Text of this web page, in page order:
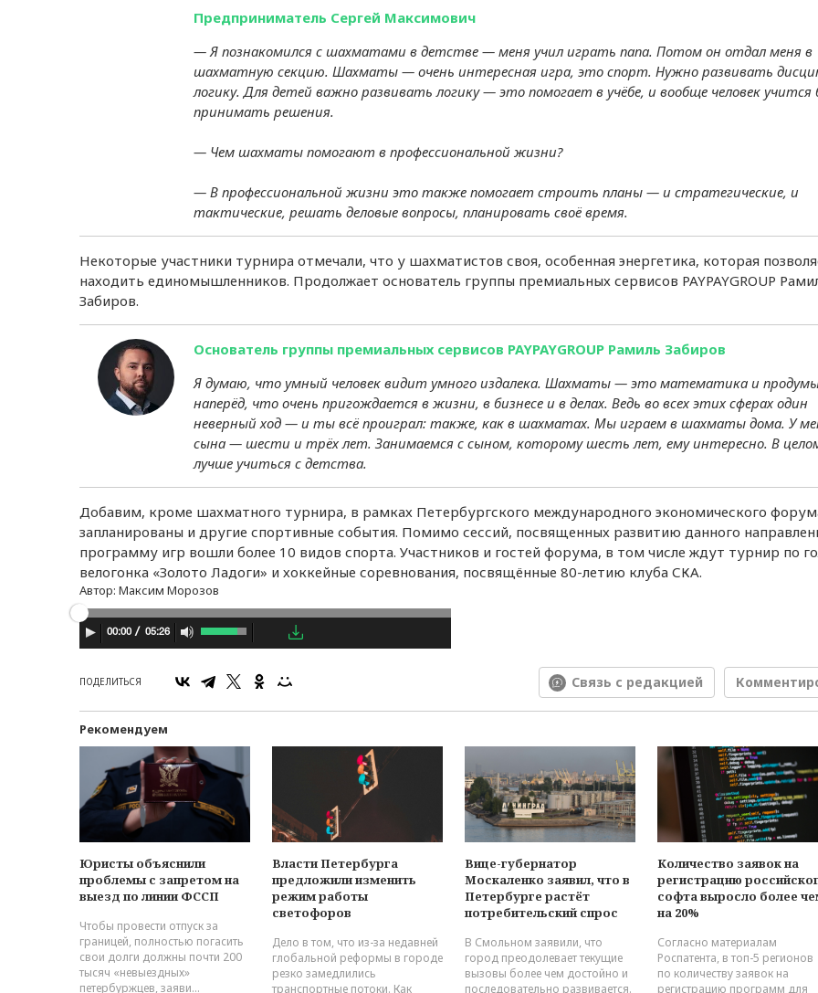
Предприниматель Сергей Максимович
— Я познакомился с шахматами в детстве — меня учил играть папа. Потом он отдал меня в
шахматную секцию. Шахматы — очень интересная игра, это спорт. Нужно развивать
логику. Для детей важно развивать логику — это помогает в учёбе, и вообще человек
принимать решения.
— Чем шахматы помогают в профессиональной жизни?
— В профессиональной жизни это также помогает строить планы — и стратегические, и
тактические, решать деловые вопросы, планировать своё время.
Некоторые участники турнира отмечали, что у шахматистов своя, особенная энергетика, которая
находить единомышленников. Продолжает основатель группы премиальных сервисов PAYPAYGROUP
Забиров.
Основатель группы премиальных сервисов PAYPAYGROUP Рамиль Забиров
Я думаю, что умный человек видит умного издалека. Шахматы — это математика и
наперёд, что очень пригождается в жизни, в бизнесе и в делах. Ведь во всех этих сферах один
неверный ход — и ты всё проиграл: также, как в шахматах. Мы играем в шахматы дома. У
сына — шести и трёх лет. Занимаемся с сыном, которому шесть лет, ему интересно. В
лучше учиться с детства.
Добавим, кроме шахматного турнира, в рамках Петербургского международного экономического
запланированы и другие спортивные события. Помимо сессий, посвященных развитию данного
программу игр вошли более 10 видов спорта. Участников и гостей форума, в том числе ждут турнир по
велогонка «Золото Ладоги» и хоккейные соревнования, посвящённые 80-летию клуба СКА.
Автор: Максим Морозов
00:00 05:26
ПОДЕЛИТЬСЯ Связь с редакцией
Рекомендуем
Юристы объяснили
проблемы с запретом на
выезд по линии ФССП
Чтобы провести отпуск за
границей, полностью погасить
свои долги должны почти 200
тысяч «невыездных»
петербуржцев, заяви...
Власти Петербурга
предложили изменить
режим работы
светофоров
Дело в том, что из-за недавней
глобальной реформы в городе
резко замедлились
транспортные потоки. Как
Вице-губернатор
Москаленко заявил, что в
Петербурге растёт
потребительский спрос
В Смольном заявили, что
город преодолевает текущие
вызовы более чем достойно и
последовательно развивается.
Количество заявок на
регистрацию
софта выросло более
на 20%
Согласно материалам
Роспатента, в топ-5 регионов
по количеству заявок на
регистрацию программ для